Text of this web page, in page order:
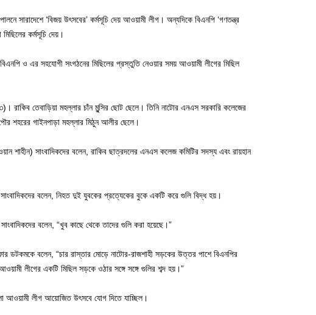
পালনে সারাদেশে ‘বিজয় উৎসবের’ কর্মসূচি দেয় আওয়ামী লীগ। অন্যদিকে বিএনপি ‘গণতন্ত্র
কর্মসূচি দেয়।
ও এর সহযোগী সংগঠনের মিছিলের প্রস্তুতি নেওয়ার সময় আওয়ামী লীগের মিছিল
রাকিব তেবাড়িয়া মহল্লার চাঁন মুন্সির ছোট ছেলে। তিনি নাটোর এনএস সরকারি কলেজের
পৌর শহরের গাইনপাড়া মহল্লার মিঠুন আলীর ছেলে।
শাহীন) সাংবাদিকদের বলেন, রাকিব ছাত্রদলের এনএস কলেজ কমিটির সদস্য এবং রায়হান
বলেন, নিহত দুই যুবকের প্রত্যেকের বুকে একটি করে গুলি বিদ্ধ হয়।
বলেন, “খুব কাছে থেকে তাদের গুলি করা হয়েছে।”
ডটকমকে বলেন, “চার রাস্তার মোড়ে নাটোর-রাজশাহী সড়কের উত্তর পাশে বিএনপির
লীগের একটি মিছিল সড়কে ওঠার সঙ্গে সঙ্গে গুলির শব্দ হয়।”
আওয়ামী লীগ আয়োজিত উৎসবে যোগ দিতে যাচ্ছিল।